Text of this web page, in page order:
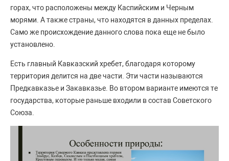
горах, что расположены между Каспийским и Черным
морями. А также страны, что находятся в данных пределах.
Само же происхождение данного слова пока еще не было
установлено.
Есть главный Кавказский хребет, благодаря которому
территория делится на две части. Эти части называются
Предкавказье и Закавказье. Во втором варианте имеются те
государства, которые раньше входили в состав Советского
Союза.